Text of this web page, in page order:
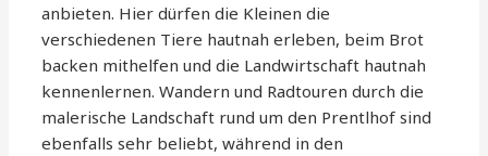
anbieten. Hier dürfen die Kleinen die
verschiedenen Tiere hautnah erleben, beim Brot
backen mithelfen und die Landwirtschaft hautnah
kennenlernen. Wandern und Radtouren durch die
malerische Landschaft rund um den Prentlhof sind
ebenfalls sehr beliebt, während in den